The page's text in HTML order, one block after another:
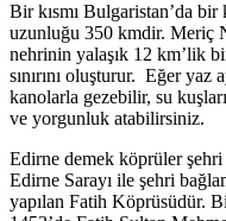
Bir kısmı Bulgaristan’da
uzunluğu 350 kmdir. Meriç
nehrinin yalaşık 12 km’lik
sınırını oluşturur. Eğer yaz
kanolarla gezebilir, su
ve yorgunluk atabilirsiniz.
Edirne demek köprüler
Edirne Sarayı ile şehri
yapılan Fatih Köprüsüdür.